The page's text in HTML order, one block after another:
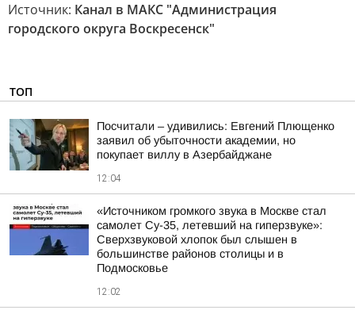
Источник: Канал в МАКС "Администрация
городского округа Воскресенск"
ТОП
Посчитали – удивились: Евгений Плющенко
заявил об убыточности академии, но
покупает виллу в Азербайджане
12:04
«Источником громкого звука в Москве стал
самолет Су-35, летевший на гиперзвуке»:
Сверхзвуковой хлопок был слышен в
большинстве районов столицы и в
Подмосковье
12:02